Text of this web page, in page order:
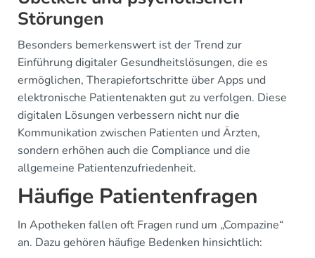
Störungen
Besonders bemerkenswert ist der Trend zur
Einführung digitaler Gesundheitslösungen, die es
ermöglichen, Therapiefortschritte über Apps und
elektronische Patientenakten gut zu verfolgen. Diese
digitalen Lösungen verbessern nicht nur die
Kommunikation zwischen Patienten und Ärzten,
sondern erhöhen auch die Compliance und die
allgemeine Patientenzufriedenheit.
Häufige Patientenfragen
In Apotheken fallen oft Fragen rund um „Compazine“
an. Dazu gehören häufige Bedenken hinsichtlich: